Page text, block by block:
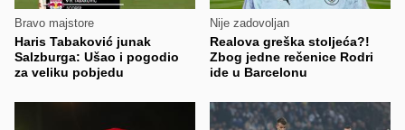
Bravo majstore
Haris Tabaković junak
Salzburga: Ušao i pogodio
za veliku pobjedu
Nije zadovoljan
Realova greška stoljeća?!
Zbog jedne rečenice Rodri
ide u Barcelonu